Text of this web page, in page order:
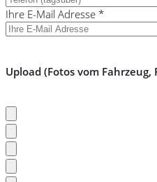
Ihre E-Mail Adresse *
Upload (Fotos vom Fahrzeug,